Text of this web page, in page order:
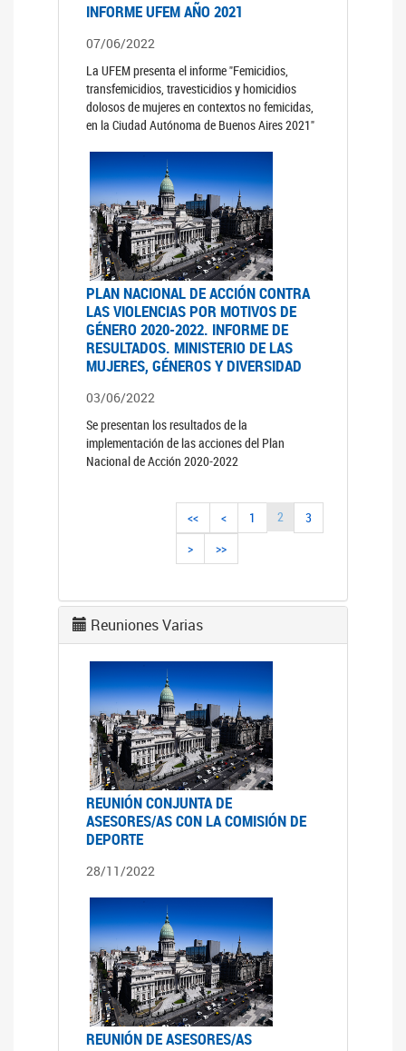
INFORME UFEM AÑO 2021
07/06/2022
La UFEM presenta el informe "Femicidios,
transfemicidios, travesticidios y homicidios
dolosos de mujeres en contextos no femicidas,
en la Ciudad Autónoma de Buenos Aires 2021"
PLAN NACIONAL DE ACCIÓN CONTRA
LAS VIOLENCIAS POR MOTIVOS DE
GÉNERO 2020-2022. INFORME DE
RESULTADOS. MINISTERIO DE LAS
MUJERES, GÉNEROS Y DIVERSIDAD
03/06/2022
Se presentan los resultados de la
implementación de las acciones del Plan
Nacional de Acción 2020-2022
<< < 1 2
3
>
>>
Reuniones Varias
REUNIÓN CONJUNTA DE
ASESORES/AS CON LA COMISIÓN DE
DEPORTE
28/11/2022
REUNIÓN DE ASESORES/AS